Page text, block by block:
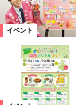
イベント